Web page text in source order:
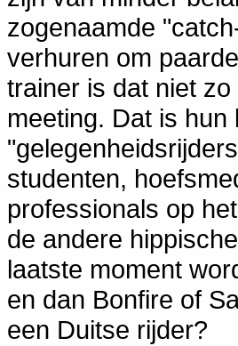
zogenaamde
verhuren om
trainer is dat niet
meeting. Dat is
studenten,
professionals op
de andere
laatste moment
en dan Bonfire of
een Duitse rijder?